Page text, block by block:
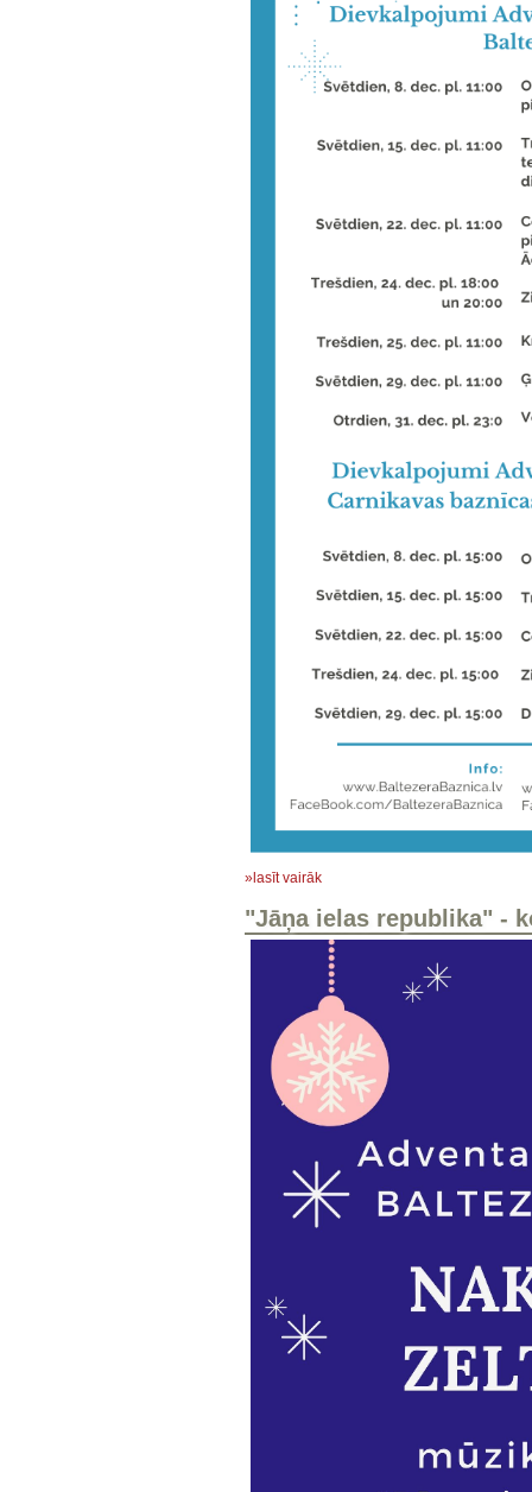
»lasīt vairāk
"Jāņa ielas republika" -